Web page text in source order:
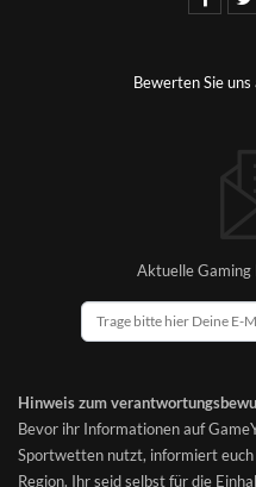
Bewerten Sie uns
Aktuelle Gaming
Hinweis zum
Bevor ihr Informationen auf
Sportwetten nutzt, informiert
Region. Ihr seid selbst für die